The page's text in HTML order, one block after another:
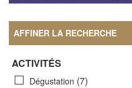
AFFINER LA RECHERCHE
ACTIVITÉS
Dégustation (7)